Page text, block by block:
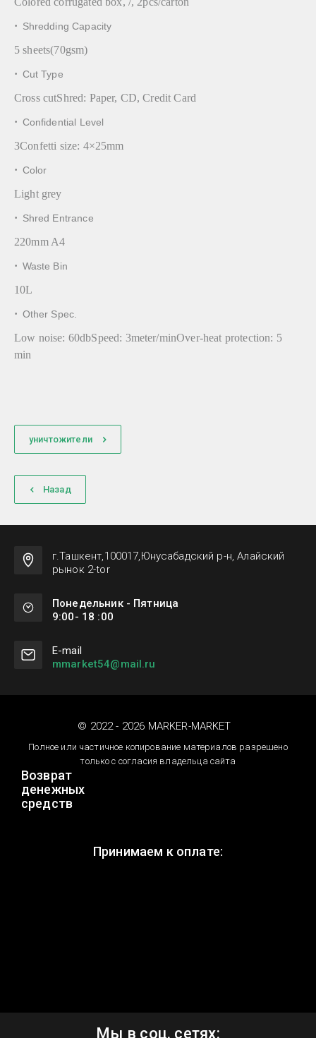
· Shredding Capacity
5 sheets(70gsm)
· Cut Type
Cross cutShred: Paper, CD, Credit Card
· Confidential Level
3Confetti size: 4×25mm
· Color
Light grey
· Shred Entrance
220mm A4
· Waste Bin
10L
· Other Spec.
Low noise: 60dbSpeed: 3meter/minOver-heat protection: 5
min
уничтожители
Назад
г.Ташкент,100017,Юнусабадский р-н, Алайский
рынок 2-tor
Понедельник - Пятница
9:00- 18 :00
Е-mail
mmarket54@mail.ru
© 2022 - 2026 MARKER-MARKET
Полное или частичное копирование материалов разрешено
только с согласия владельца сайта
Возврат
денежных
средств
Принимаем к оплате:
Мы в соц. сетях: